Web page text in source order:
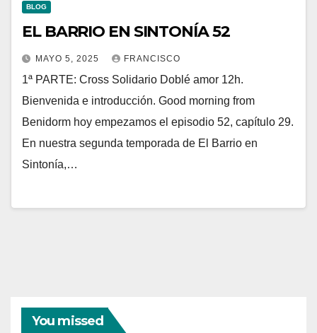
BLOG
EL BARRIO EN SINTONÍA 52
MAYO 5, 2025 FRANCISCO
1ª PARTE: Cross Solidario Doblé amor 12h.
Bienvenida e introducción. Good morning from
Benidorm hoy empezamos el episodio 52, capítulo 29.
En nuestra segunda temporada de El Barrio en
Sintonía,…
You missed